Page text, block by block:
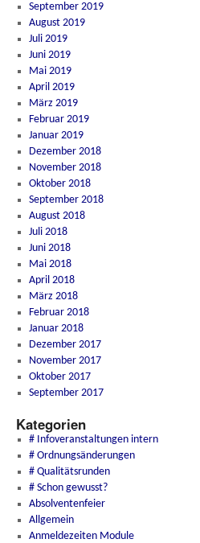
September 2019
August 2019
Juli 2019
Juni 2019
Mai 2019
April 2019
März 2019
Februar 2019
Januar 2019
Dezember 2018
November 2018
Oktober 2018
September 2018
August 2018
Juli 2018
Juni 2018
Mai 2018
April 2018
März 2018
Februar 2018
Januar 2018
Dezember 2017
November 2017
Oktober 2017
September 2017
Kategorien
# Infoveranstaltungen intern
# Ordnungsänderungen
# Qualitätsrunden
# Schon gewusst?
Absolventenfeier
Allgemein
Anmeldezeiten Module